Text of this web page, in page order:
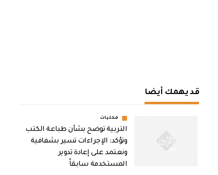
قد يهمك أيضا
محليات
التربية توضح بشأن طباعة الكتب
وتؤكد: الإجراءات تسير بشفافية
ونعتمد على إعادة تدوير
المستخدمة سابقاً